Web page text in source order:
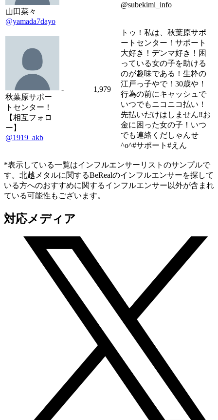
山田菜々
@yamada7dayo
@subekimi_info
秋葉原サポー
トセンター！
【相互フォロ
ー】
@1919_akb
- 1,979
トゥ！私は、秋葉原サポ
ートセンター！サポート
大好き！デンマ好き！困
っている女の子を助ける
のが趣味である！生粋の
江戸っ子やで！30歳や！
行為の前にキャッシュで
いつでもニコニコ払い！
先払いだけはしません‼︎お
金に困った女の子！いつ
でも連絡くだしゃんせ
^o^#サポート#えん
*表示している一覧はインフルエンサーリストのサンプルで
す。北越メタルに関するBeRealのインフルエンサーを探して
いる方へのおすすめに関するインフルエンサー以外が含まれ
ている可能性もございます。
対応メディア